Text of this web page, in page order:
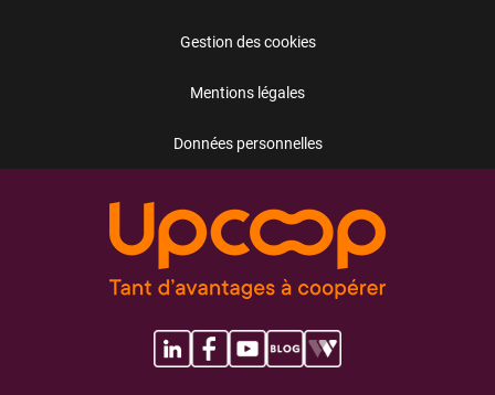
Gestion des cookies
Mentions légales
Données personnelles